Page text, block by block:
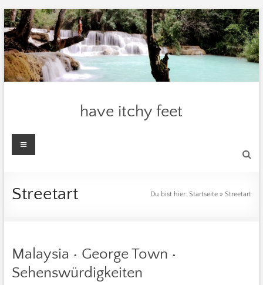
Zum
Inhalt
springen
have itchy feet
Menü
Streetart Du bist hier:Startseite »Streetart
Malaysia • George Town •
Sehenswürdigkeiten